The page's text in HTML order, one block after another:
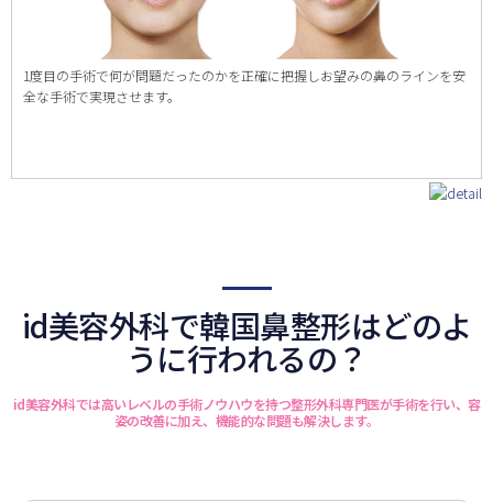
1度目の手術で何が問題だったのかを正確に把握しお望みの鼻のラインを安
全な手術で実現させます。
id美容外科で韓国鼻整形はどのよ
うに行われるの？
id美容外科では高いレベルの手術ノウハウを持つ整形外科専門医が手術を行い、容
姿の改善に加え、機能的な問題も解決します。